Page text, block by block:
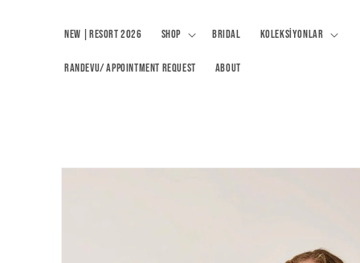
NEW |RESORT 2026 Shop BRIDAL Koleksiyonlar
RANDEVU/ APPOINTMENT REQUEST About
Ürün